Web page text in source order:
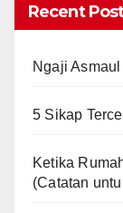
Recent
Ngaji
5 Sikap
Ketika
(Catatan